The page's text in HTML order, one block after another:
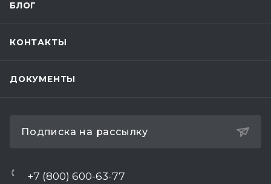
БЛОГ
КОНТАКТЫ
ДОКУМЕНТЫ
Подписка на рассылку
+7 (800) 600-63-77